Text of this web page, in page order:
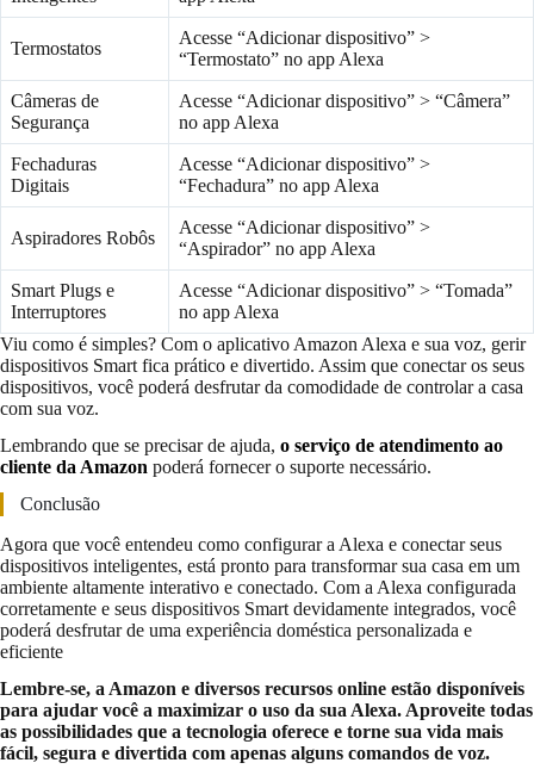
Termostatos
Acesse “Adicionar dispositivo” >
“Termostato” no app Alexa
Câmeras de
Segurança
Acesse “Adicionar dispositivo” > “Câmera”
no app Alexa
Fechaduras
Digitais
Acesse “Adicionar dispositivo” >
“Fechadura” no app Alexa
Aspiradores Robôs
Acesse “Adicionar dispositivo” >
“Aspirador” no app Alexa
Smart Plugs e
Interruptores
Acesse “Adicionar dispositivo” > “Tomada”
no app Alexa
Viu como é simples? Com o aplicativo Amazon Alexa e sua voz, gerir
dispositivos Smart fica prático e divertido. Assim que conectar os seus
dispositivos, você poderá desfrutar da comodidade de controlar a casa
com sua voz.
Lembrando que se precisar de ajuda, o serviço de atendimento ao
cliente da Amazon poderá fornecer o suporte necessário.
Conclusão
Agora que você entendeu como configurar a Alexa e conectar seus
dispositivos inteligentes, está pronto para transformar sua casa em um
ambiente altamente interativo e conectado. Com a Alexa configurada
corretamente e seus dispositivos Smart devidamente integrados, você
poderá desfrutar de uma experiência doméstica personalizada e
eficiente
Lembre-se, a Amazon e diversos recursos online estão disponíveis
para ajudar você a maximizar o uso da sua Alexa. Aproveite todas
as possibilidades que a tecnologia oferece e torne sua vida mais
fácil, segura e divertida com apenas alguns comandos de voz.